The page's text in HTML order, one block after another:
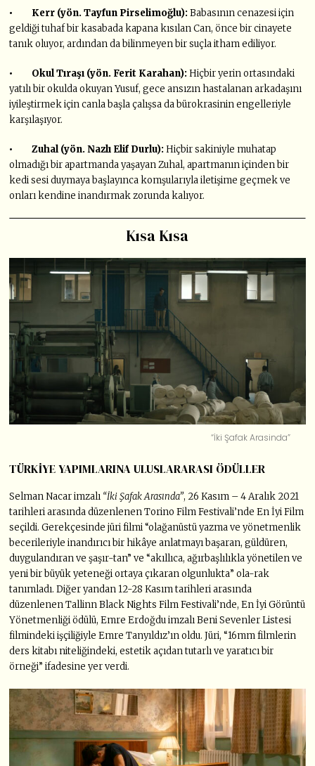
• Kerr (yön. Tayfun Pirselimoğlu): Babasının cenazesi için
geldiği tuhaf bir kasabada kapana kısılan Can, önce bir cinayete
tanık oluyor, ardından da bilinmeyen bir suçla itham ediliyor.
• Okul Tıraşı (yön. Ferit Karahan): Hiçbir yerin ortasındaki
yatılı bir okulda okuyan Yusuf, gece ansızın hastalanan arkadaşını
iyileştirmek için canla başla çalışsa da bürokrasinin engelleriyle
karşılaşıyor.
• Zuhal (yön. Nazlı Elif Durlu): Hiçbir sakiniyle muhatap
olmadığı bir apartmanda yaşayan Zuhal, apartmanın içinden bir
kedi sesi duymaya başlayınca komşularıyla iletişime geçmek ve
onları kendine inandırmak zorunda kalıyor.
Kısa Kısa
“İki Şafak Arasinda”
TÜRKİYE YAPIMLARINA ULUSLARARASI ÖDÜLLER
Selman Nacar imzalı “İki Şafak Arasında”, 26 Kasım – 4 Aralık 2021
tarihleri arasında düzenlenen Torino Film Festivali’nde En İyi Film
seçildi. Gerekçesinde jüri filmi “olağanüstü yazma ve yönetmenlik
becerileriyle inandırıcı bir hikâye anlatmayı başaran, güldüren,
duygulandıran ve şaşır-tan” ve “akıllıca, ağırbaşlılıkla yönetilen ve
yeni bir büyük yeteneği ortaya çıkaran olgunlukta” ola-rak
tanımladı. Diğer yandan 12-28 Kasım tarihleri arasında
düzenlenen Tallinn Black Nights Film Festivali’nde, En İyi Görüntü
Yönetmenliği ödülü, Emre Erdoğdu imzalı Beni Sevenler Listesi
filmindeki işçiliğiyle Emre Tanyıldız’ın oldu. Jüri, “16mm filmlerin
ders kitabı niteliğindeki, estetik açıdan tutarlı ve yaratıcı bir
örneği” ifadesine yer verdi.